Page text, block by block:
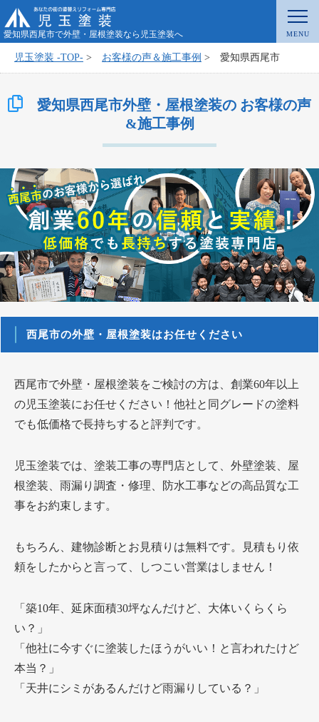
愛知県西尾市で外壁・屋根塗装なら児玉塗装へ
児玉塗装 -TOP- > お客様の声＆施工事例 > 愛知県西尾市
愛知県西尾市外壁・屋根塗装の お客様の声
&施工事例
西尾市の外壁・屋根塗装はお任せください
西尾市で外壁・屋根塗装をご検討の方は、創業60年以上
の児玉塗装にお任せください！他社と同グレードの塗料
でも低価格で長持ちすると評判です。
児玉塗装では、塗装工事の専門店として、外壁塗装、屋
根塗装、雨漏り調査・修理、防水工事などの高品質な工
事をお約束します。
もちろん、建物診断とお見積りは無料です。見積もり依
頼をしたからと言って、しつこい営業はしません！
「築10年、延床面積30坪なんだけど、大体いくらくら
い？」
「他社に今すぐに塗装したほうがいい！と言われたけど
本当？」
「天井にシミがあるんだけど雨漏りしている？」